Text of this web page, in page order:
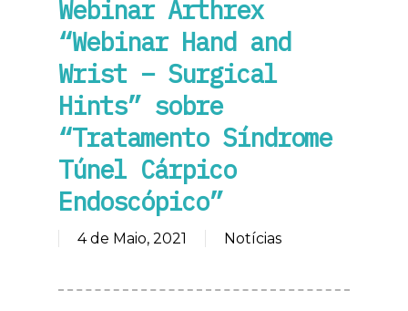
Webinar Arthrex
“Webinar Hand and
Wrist – Surgical
Hints” sobre
“Tratamento Síndrome
Túnel Cárpico
Endoscópico”
4 de Maio, 2021 Notícias